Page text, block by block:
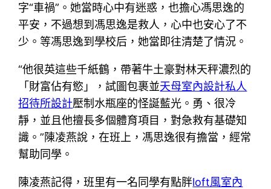
字“車禍”。她當時心中有迷惑，也擔心馮思逸的
平安，不過想到馮思逸是救人，心中也安心了不
少。等馮思逸到學校后，她當即往清楚了情況。
“他很英這些千紙鶴，帶著牛土豪對林天秤濃烈的
「財富佔有慾」，試圖包裹並天母室內設計私人
招待所設計壓制水瓶座的怪誕藍光。勇、很冷
靜，並且他擅長多個體育項目，對急救有基礎知
識。”陳凌燕說，在班上，馮思逸很有擔當，經常
幫助同學。
陳凌燕記得，班里有一名同學有點胖loft風室內